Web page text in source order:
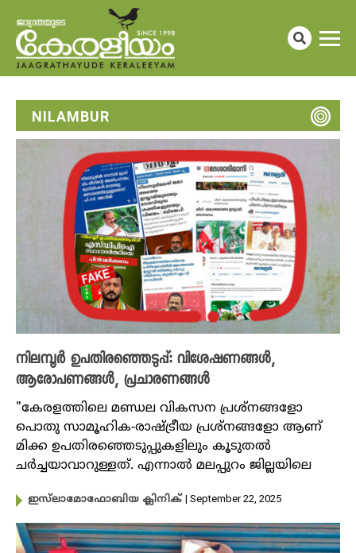
NILAMBUR
നിലമ്പൂര്‍ ഉപതിരഞ്ഞെടുപ്പ്: വിശേഷണങ്ങൾ,
ആരോപണങ്ങൾ, പ്രചാരണങ്ങൾ
"കേരളത്തിലെ മണ്ഡല വികസന പ്രശ്നങ്ങളോ
പൊതു സാമൂഹിക-രാഷ്ട്രീയ പ്രശ്നങ്ങളോ ആണ്
മിക്ക ഉപതിരഞ്ഞെടുപ്പുകളിലും കൂടുതൽ
ചർച്ചയാവാറുള്ളത്. എന്നാൽ മലപ്പുറം ജില്ലയിലെ
ഇസ്‌ലാമോഫോബിയ ക്ലിനിക് | September 22, 2025